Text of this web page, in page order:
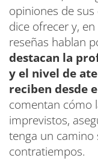
opiniones de
dice ofrecer y,
reseñas hablan
destacan la
y el nivel de
reciben desde
comentan cómo
imprevistos,
tenga un camino
contratiempos.